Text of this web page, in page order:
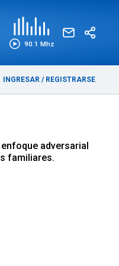
90.1 Mhz
INGRESAR / REGISTRARSE
adversarial
familiares.